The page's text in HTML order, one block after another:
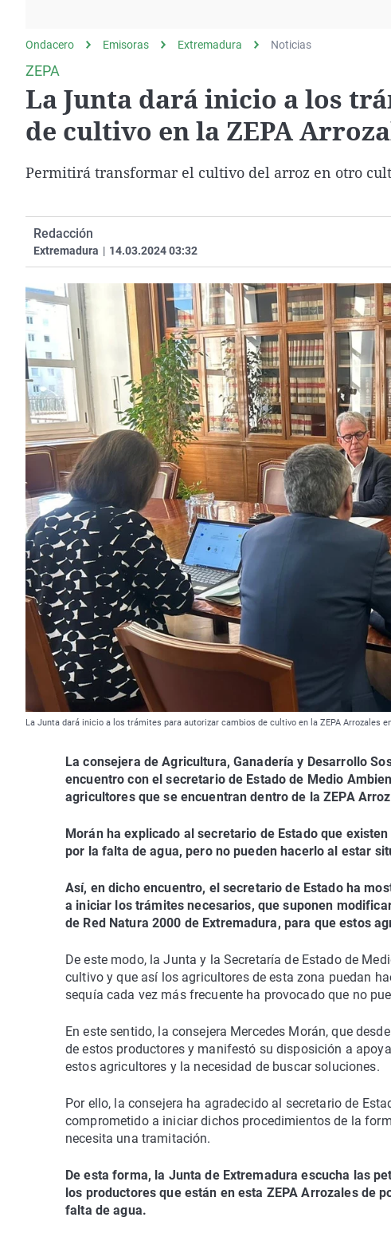
Operación Viuda
Negra
Navarra
Ondacero Emisoras Extremadura Noticias
ZEPA
La Junta dará inicio a los
de cultivo en la ZEPA
Permitirá transformar el cultivo del arroz en otro
Redacción
Extremadura | 14.03.2024 03:32
La Junta dará inicio a los trámites para autorizar cambios de cultivo en la ZEPA Arrozales
La consejera de Agricultura, Ganadería y Desarrollo
encuentro con el secretario de Estado de Medio
agricultores que se encuentran dentro de la ZEPA
Morán ha explicado al secretario de Estado que
por la falta de agua, pero no pueden hacerlo al estar
Así, en dicho encuentro, el secretario de Estado ha
a iniciar los trámites necesarios, que suponen
de Red Natura 2000 de Extremadura, para que estos
De este modo, la Junta y la Secretaría de Estado de
cultivo y que así los agricultores de esta zona puedan
sequía cada vez más frecuente ha provocado que no
En este sentido, la consejera Mercedes Morán, que
de estos productores y manifestó su disposición a
estos agricultores y la necesidad de buscar soluciones.
Por ello, la consejera ha agradecido al secretario de
comprometido a iniciar dichos procedimientos de la
necesita una tramitación.
De esta forma, la Junta de Extremadura escucha las
los productores que están en esta ZEPA Arrozales
falta de agua.